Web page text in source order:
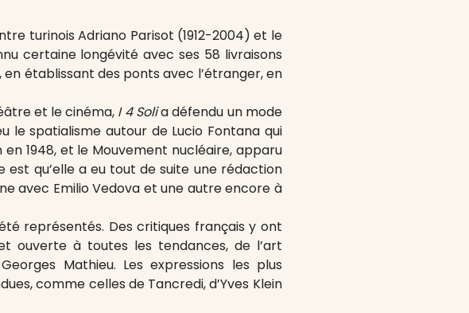
turinois Adriano Parisot (1912-2004) et le
certaine longévité avec ses 58 livraisons
en établissant des ponts avec l’étranger, en
et le cinéma, I 4 Solia défendu un mode
le spatialisme autour de Lucio Fontana qui
1948, et le Mouvement nucléaire, apparu
qu’elle a eu tout de suite une rédaction
avec Emilio Vedova et une autre encore à
représentés. Des critiques français y ont
ouverte à toutes les tendances, de l’art
Mathieu. Les expressions les plus
comme celles de Tancredi, d’Yves Klein